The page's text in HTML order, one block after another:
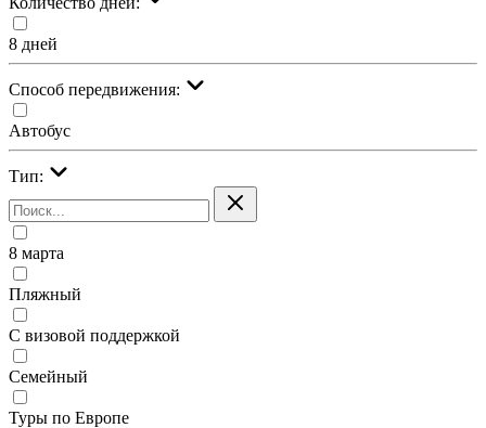
8 дней
Cпособ передвижения:
Автобус
Тип:
8 марта
Пляжный
С визовой поддержкой
Семейный
Туры по Европе